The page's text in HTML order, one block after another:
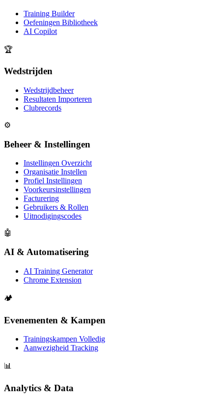
Training Builder
Oefeningen Bibliotheek
AI Copilot
🏆
Wedstrijden
Wedstrijdbeheer
Resultaten Importeren
Clubrecords
⚙️
Beheer & Instellingen
Instellingen Overzicht
Organisatie Instellen
Profiel Instellingen
Voorkeursinstellingen
Facturering
Gebruikers & Rollen
Uitnodigingscodes
🤖
AI & Automatisering
AI Training Generator
Chrome Extension
🏕️
Evenementen & Kampen
Trainingskampen Volledig
Aanwezigheid Tracking
📊
Analytics & Data